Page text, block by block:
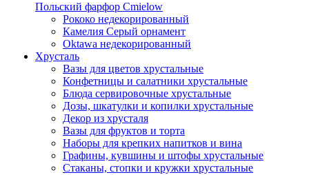
Польский фарфор Сmielow
Рококо недекорированный
Камелия Серый орнамент
Oktawa недекорированный
Хрусталь
Вазы для цветов хрустальные
Конфетницы и салатники хрустальные
Блюда сервировочные хрустальные
Дозы, шкатулки и копилки хрустальные
Декор из хрусталя
Вазы для фруктов и торта
Наборы для крепких напитков и вина
Графины, кувшины и штофы хрустальные
Стаканы, стопки и кружки хрустальные